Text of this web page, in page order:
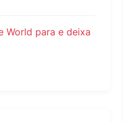
World para e deixa